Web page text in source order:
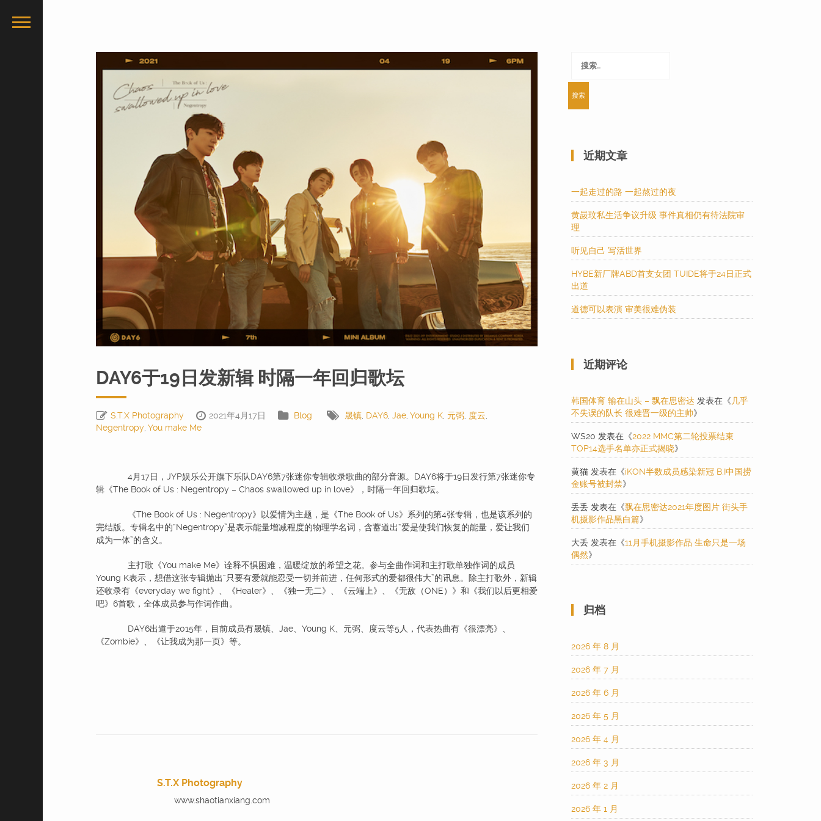
DAY6于19日发新辑 时隔一年回归歌坛
S.T.X Photography 2021年4月17日 Blog 晟镇, DAY6, Jae, Young K, 元弼, 度云,
Negentropy, You make Me
4月17日，JYP娱乐公开旗下乐队DAY6第7张迷你专辑收录歌曲的部分音源。DAY6将于19日发行第7张迷你专
辑《The Book of Us : Negentropy – Chaos swallowed up in love》，时隔一年回归歌坛。
《The Book of Us : Negentropy》以爱情为主题，是《The Book of Us》系列的第4张专辑，也是该系列的
完结版。专辑名中的“Negentropy”是表示能量增减程度的物理学名词，含蓄道出“爱是使我们恢复的能量，爱让我们
成为一体”的含义。
主打歌《You make Me》诠释不惧困难，温暖绽放的希望之花。参与全曲作词和主打歌单独作词的成员
Young K表示，想借这张专辑抛出“只要有爱就能忍受一切并前进，任何形式的爱都很伟大”的讯息。除主打歌外，新辑
还收录有《everyday we fight》、《Healer》、《独一无二》、《云端上》、《无敌（ONE）》和《我们以后更相爱
吧》6首歌，全体成员参与作词作曲。
DAY6出道于2015年，目前成员有晟镇、Jae、Young K、元弼、度云等5人，代表热曲有《很漂亮》、
《Zombie》、《让我成为那一页》等。
S.T.X Photography
www.shaotianxiang.com
索：
近期文章
一起走过的路 一起熬过的夜
黄晸玟私生活争议升级 事件真相仍有待法院审
理
听见自己 写活世界
HYBE新厂牌ABD首支女团 TUIDE将于24日正式
出道
道德可以表演 审美很难伪装
近期评论
韩国体育 输在山头 – 飘在思密达 发表在《 几乎
不失误的队长 很难晋一级的主帅》
WS20 发表在《2022 MMC第二轮投票结束
TOP14选手名单亦正式揭晓》
黄猫 发表在《iKON半数成员感染新冠 B.I中国捞
金账号被封禁》
丢丢 发表在《飘在思密达2021年度图片 街头手
机摄影作品黑白篇》
大丢 发表在《11月手机摄影作品 生命只是一场
偶然》
归档
2026 年 8 月
2026 年 7 月
2026 年 6 月
2026 年 5 月
2026 年 4 月
2026 年 3 月
2026 年 2 月
2026 年 1 月